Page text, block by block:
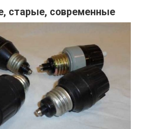
старые, современные